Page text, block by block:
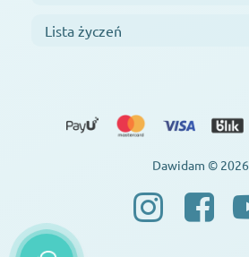
Lista życzeń
Dawidam © 2026